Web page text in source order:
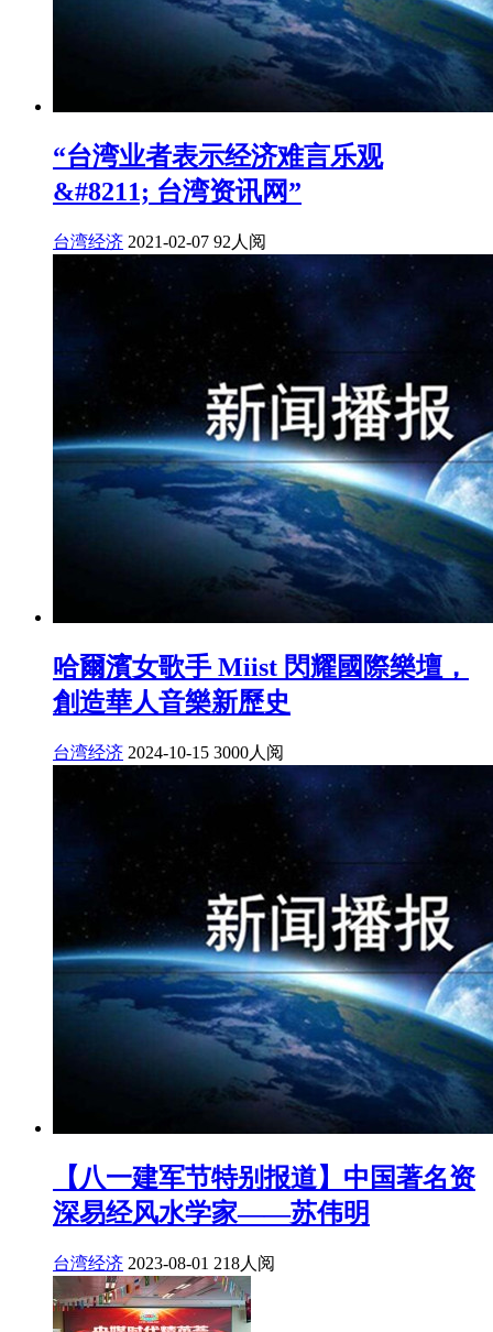
“台湾业者表示经济难言乐观
&#8211; 台湾资讯网”
台湾经济 2021-02-07 92人阅
哈爾濱女歌手 Miist 閃耀國際樂壇，
創造華人音樂新歷史
台湾经济 2024-10-15 3000人阅
【八一建军节特别报道】中国著名资
深易经风水学家——苏伟明
台湾经济 2023-08-01 218人阅